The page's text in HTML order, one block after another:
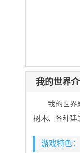
我的世界
我的世界
树木、各种建
游戏特色：